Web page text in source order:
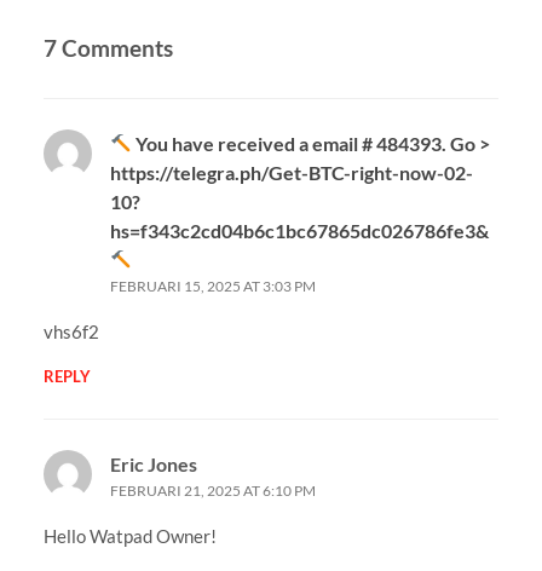
7 Comments
You have received a email # 484393. Go >
https://telegra.ph/Get-BTC-right-now-02-
10?
hs=f343c2cd04b6c1bc67865dc026786fe3&
FEBRUARI 15, 2025 AT 3:03 PM
vhs6f2
REPLY
Eric Jones
FEBRUARI 21, 2025 AT 6:10 PM
Hello Watpad Owner!